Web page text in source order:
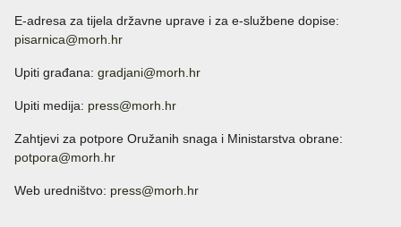
E-adresa za tijela državne uprave i za e-službene dopise:
pisarnica@morh.hr
Upiti građana: gradjani@morh.hr
Upiti medija: press@morh.hr
Zahtjevi za potpore Oružanih snaga i Ministarstva obrane:
potpora@morh.hr
Web uredništvo: press@morh.hr